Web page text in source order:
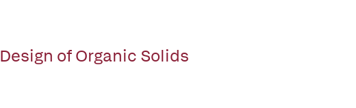
Design of Organic Solids